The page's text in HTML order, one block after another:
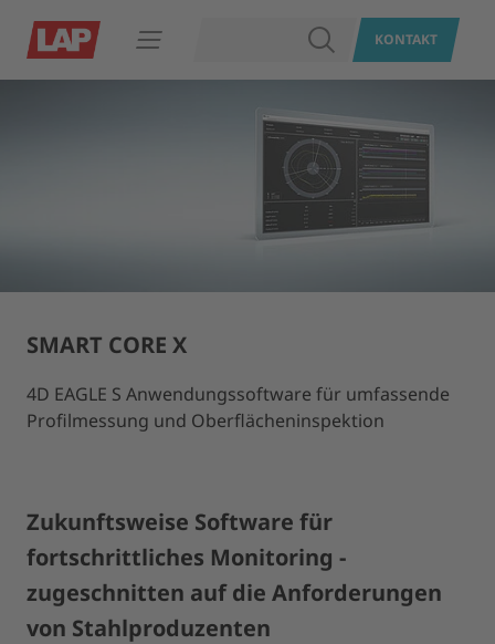
Navigation öffnen SUCHENKONTAKT
SMART CORE X
4D EAGLE S Anwendungssoftware für umfassende
Profilmessung und Oberflächeninspektion
Zukunftsweise Software für
fortschrittliches Monitoring -
zugeschnitten auf die Anforderungen
von Stahlproduzenten